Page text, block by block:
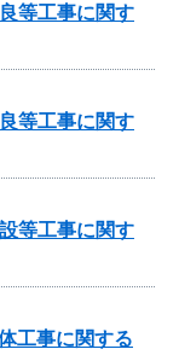
等工事に関す
等工事に関す
等工事に関す
工事に関する